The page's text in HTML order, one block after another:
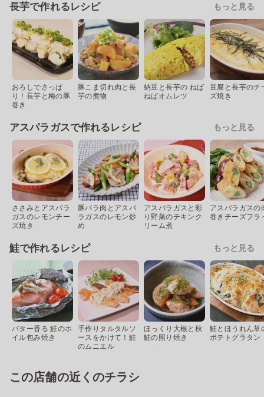
長芋で作れるレシピ もっと見る
おろしでさっぱ
り！長芋と梅の豚
巻き
豚こま切れ肉と長
芋の煮物
納豆と長芋の ねば
ねばオムレツ
豆腐と長芋のチ
ズ焼き
アスパラガスで作れるレシピ もっと見る
ささみとアスパラ
ガスのレモンチー
ズ焼き
豚バラ肉とアスパ
ラガスのレモン炒
め
アスパラガスと彩
り野菜のチキンク
リーム煮
アスパラガスの
巻きチーズフラ
鮭で作れるレシピ もっと見る
バター香る 鮭のホ
イル包み焼き
手作りタルタルソ
ースをかけて！鮭
のムニエル
ほっくり大根と秋
鮭の照り焼き
鮭とほうれん草
ポテトグラタン
この店舗の近くのチラシ